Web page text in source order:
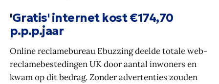
'Gratis' internet kost €174,70
p.p.p.jaar
Online reclamebureau Ebuzzing deelde totale web-
reclamebestedingen UK door aantal inwoners en
kwam op dit bedrag. Zonder advertenties zouden